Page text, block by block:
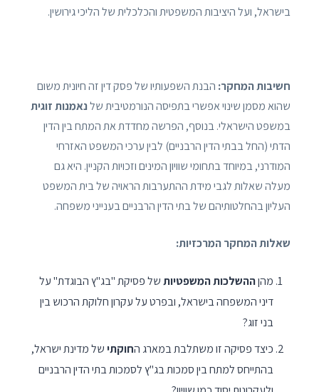
בישראל, ועל היציבות המשפטית והכלכלית של הליכי גירושין.
חשיבות המחקר: הבנת השפעותיו של פסק דין זה חיונית משום
שהוא מסמן שינוי אפשרי בתפיסה הנורמטיבית שלנאמנות זוגית
במשפט הישראלי. בנוסף, הפרשה מחדדת את המתח בין הדין
הדתי (החל בבתי הדין הרבניים) לבין ערכי המשפט האזרחי
המודרני, במיוחד בתחומי שוויון המינים וזכויות הקניין. היא גם
מעלה שאלות לגבי מידת ההתערבות הראויה של בית המשפט
העליון בהחלטותיהם של בתי הדין הרבניים בענייני משפחה.
שאלות המחקר המרכזיות:
מהןההשלכות המשפטיותשל פסיקת "בג"ץ הבוגדת" על
דיני המשפחה בישראל, ובפרט על עקרון חלוקת הרכוש בין
בני זוג?
כיצד פסיקה זו משתלבת במארג החוקתישל מדינת ישראל,
בהתייחס למתח בין סמכות בג"ץ לסמכות בתי הדין הרבניים